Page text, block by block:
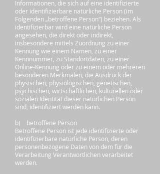
Informationen, die sich auf eine identifizierte
oder identifizierbare natürliche Person (im
Folgenden „betroffene Person“) beziehen. Als
identifizierbar wird eine natürliche Person
angesehen, die direkt oder indirekt,
insbesondere mittels Zuordnung zu einer
Kennung wie einem Namen, zu einer
Kennnummer, zu Standortdaten, zu einer
Online-Kennung oder zu einem oder mehreren
besonderen Merkmalen, die Ausdruck der
physischen, physiologischen, genetischen,
psychischen, wirtschaftlichen, kulturellen oder
sozialen Identität dieser natürlichen Person
sind, identifiziert werden kann.
b) betroffene Person
Betroffene Person ist jede identifizierte oder
identifizierbare natürliche Person, deren
personenbezogene Daten von dem für die
Verarbeitung Verantwortlichen verarbeitet
werden.